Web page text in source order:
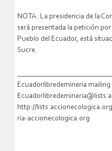
NOTA: La presidencia de la
será presentada la petición
Pueblo del Ecuador, está
Sucre.
Ecuadorlibredemineria mailing
http://
ria-accionecologica.org